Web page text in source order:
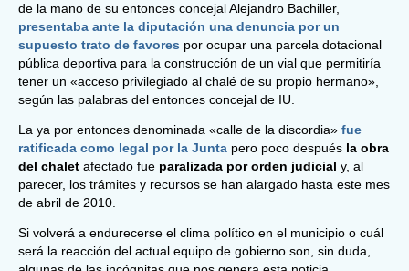
de la mano de su entonces concejal Alejandro Bachiller,
presentaba ante la diputación una denuncia por un
supuesto trato de favores por ocupar una parcela dotacional
pública deportiva para la construcción de un vial que permitiría
tener un «acceso privilegiado al chalé de su propio hermano»,
según las palabras del entonces concejal de IU.
La ya por entonces denominada «calle de la discordia» fue
ratificada como legal por la Junta pero poco después la obra
del chalet afectado fue paralizada por orden judicial y, al
parecer, los trámites y recursos se han alargado hasta este mes
de abril de 2010.
Si volverá a endurecerse el clima político en el municipio o cuál
será la reacción del actual equipo de gobierno son, sin duda,